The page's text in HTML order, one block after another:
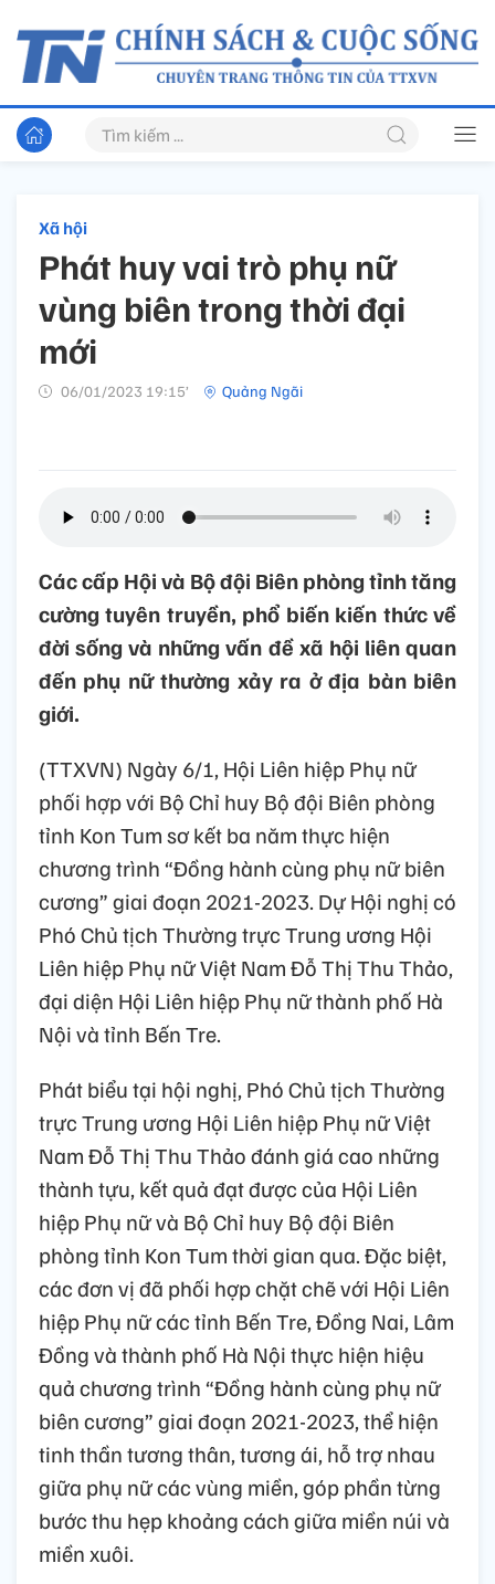
Xã hội
Phát huy vai trò phụ nữ
vùng biên trong thời đại
mới
06/01/2023 19:15’ Quảng Ngãi
Các cấp Hội và Bộ đội Biên phòng tỉnh tăng
cường tuyên truyền, phổ biến kiến thức về
đời sống và những vấn đề xã hội liên quan
đến phụ nữ thường xảy ra ở địa bàn biên
giới.
(TTXVN) Ngày 6/1, Hội Liên hiệp Phụ nữ
phối hợp với Bộ Chỉ huy Bộ đội Biên phòng
tỉnh Kon Tum sơ kết ba năm thực hiện
chương trình “Đồng hành cùng phụ nữ biên
cương” giai đoạn 2021-2023. Dự Hội nghị có
Phó Chủ tịch Thường trực Trung ương Hội
Liên hiệp Phụ nữ Việt Nam Đỗ Thị Thu Thảo,
đại diện Hội Liên hiệp Phụ nữ thành phố Hà
Nội và tỉnh Bến Tre.
Phát biểu tại hội nghị, Phó Chủ tịch Thường
trực Trung ương Hội Liên hiệp Phụ nữ Việt
Nam Đỗ Thị Thu Thảo đánh giá cao những
thành tựu, kết quả đạt được của Hội Liên
hiệp Phụ nữ và Bộ Chỉ huy Bộ đội Biên
phòng tỉnh Kon Tum thời gian qua. Đặc biệt,
các đơn vị đã phối hợp chặt chẽ với Hội Liên
hiệp Phụ nữ các tỉnh Bến Tre, Đồng Nai, Lâm
Đồng và thành phố Hà Nội thực hiện hiệu
quả chương trình “Đồng hành cùng phụ nữ
biên cương” giai đoạn 2021-2023, thể hiện
tinh thần tương thân, tương ái, hỗ trợ nhau
giữa phụ nữ các vùng miền, góp phần từng
bước thu hẹp khoảng cách giữa miền núi và
miền xuôi.